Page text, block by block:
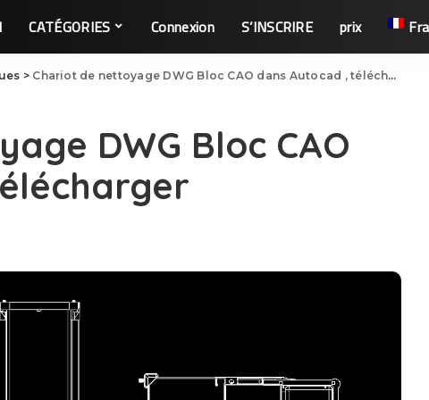
CATÉGORIES Connexion S’INSCRIRE prix
> Chariot de nettoyage DWG Bloc CAO dans Autocad , télécharger
DWG Bloc CAO